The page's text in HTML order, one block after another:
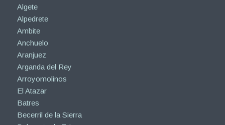
Algete
Alpedrete
Ambite
Anchuelo
Aranjuez
Arganda del Rey
Arroyomolinos
El Atazar
Batres
Becerril de la Sierra